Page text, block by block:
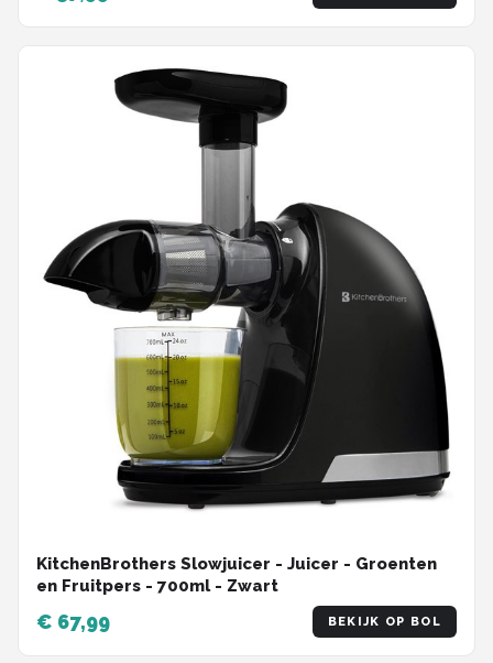
KitchenBrothers Slowjuicer - Juicer - Groenten
en Fruitpers - 700ml - Zwart
€ 67,99 BEKIJK OP BOL